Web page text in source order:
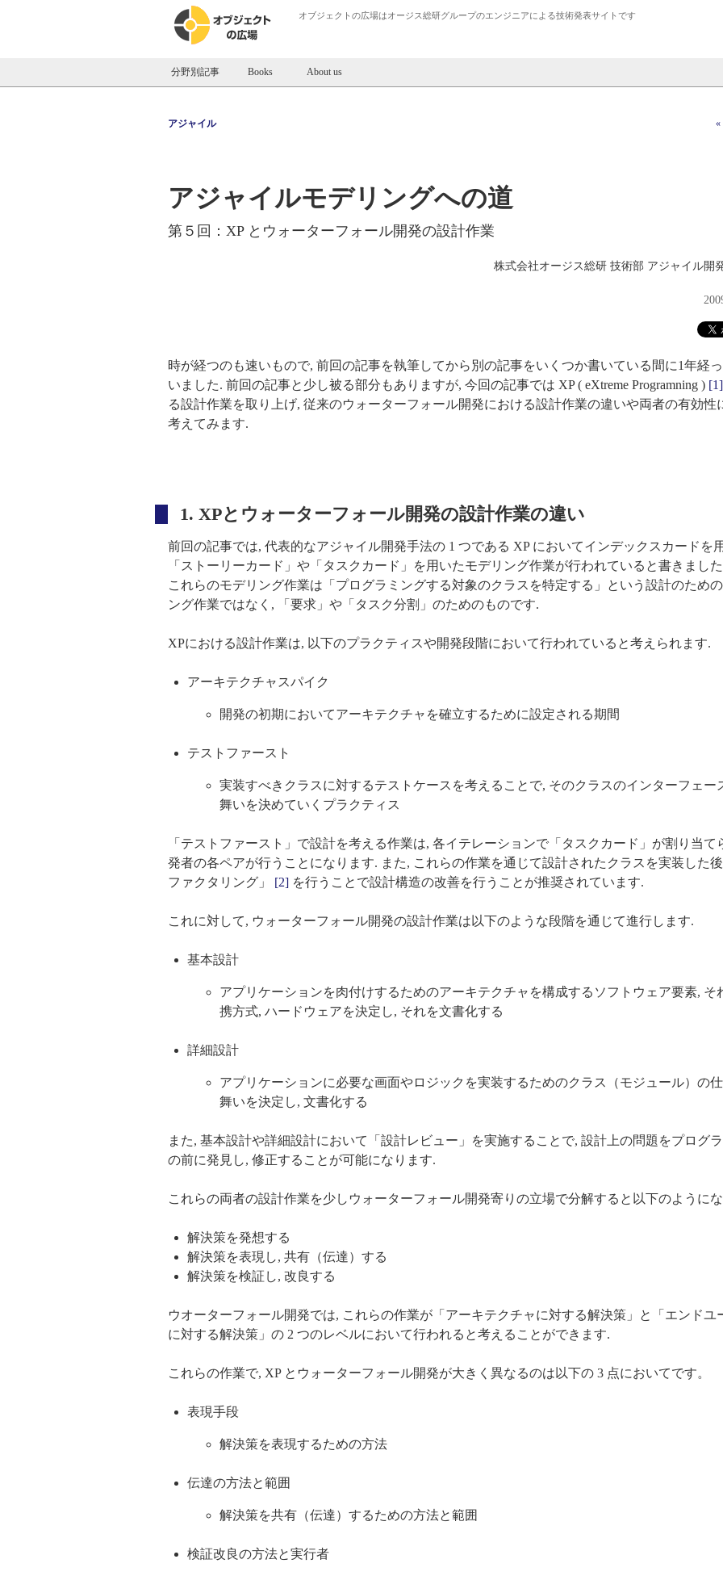
オブジェクトの広場はオージス総研グループのエンジニアによる技術発表サイトです
分野別記事 Books About us
«
アジャイル
アジャイルモデリングへの道
第５回：XP とウォーターフォール開発の設計作業
株式会社オージス総研 技術部 アジャイル開
時が経つのも速いもので, 前回の記事を執筆してから別の記事をいくつか書いている間に1年経
いました. 前回の記事と少し被る部分もありますが, 今回の記事では XP ( eXtreme Programning ) [1]
る設計作業を取り上げ, 従来のウォーターフォール開発における設計作業の違いや両者の有効性
考えてみます.
1. XPとウォーターフォール開発の設計作業の違い
前回の記事では, 代表的なアジャイル開発手法の 1 つである XP においてインデックスカードを
「ストーリーカード」や「タスクカード」を用いたモデリング作業が行われていると書きまし
これらのモデリング作業は「プログラミングする対象のクラスを特定する」という設計のため
ング作業ではなく, 「要求」や「タスク分割」のためのものです.
XPにおける設計作業は, 以下のプラクティスや開発段階において行われていると考えられます.
アーキテクチャスパイク
開発の初期においてアーキテクチャを確立するために設定される期間
テストファースト
実装すべきクラスに対するテストケースを考えることで, そのクラスのインターフェー
舞いを決めていくプラクティス
「テストファースト」で設計を考える作業は, 各イテレーションで「タスクカード」が割り当て
発者の各ペアが行うことになります. また, これらの作業を通じて設計されたクラスを実装した
ファクタリング」 [2] を行うことで設計構造の改善を行うことが推奨されています.
これに対して, ウォーターフォール開発の設計作業は以下のような段階を通じて進行します.
基本設計
アプリケーションを肉付けするためのアーキテクチャを構成するソフトウェア要素, そ
携方式, ハードウェアを決定し, それを文書化する
詳細設計
アプリケーションに必要な画面やロジックを実装するためのクラス（モジュール）の
舞いを決定し, 文書化する
また, 基本設計や詳細設計において「設計レビュー」を実施することで, 設計上の問題をプログ
の前に発見し, 修正することが可能になります.
これらの両者の設計作業を少しウォーターフォール開発寄りの立場で分解すると以下のように
解決策を発想する
解決策を表現し, 共有（伝達）する
解決策を検証し, 改良する
ウオーターフォール開発では, これらの作業が「アーキテクチャに対する解決策」と「エンドユ
に対する解決策」の 2 つのレベルにおいて行われると考えることができます.
これらの作業で, XP とウォーターフォール開発が大きく異なるのは以下の 3 点においてです。
表現手段
解決策を表現するための方法
伝達の方法と範囲
解決策を共有（伝達）するための方法と範囲
検証改良の方法と実行者